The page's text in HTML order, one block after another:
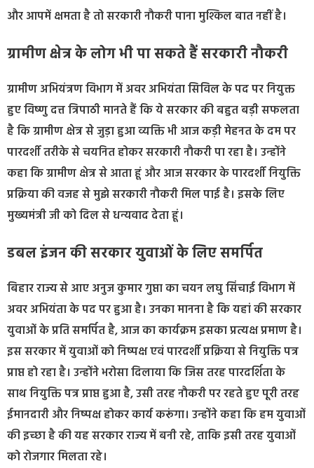
और आपमें क्षमता है तो सरकारी नौकरी पाना मुश्किल बात नहीं है।
ग्रामीण क्षेत्र के लोग भी पा सकते हैं सरकारी नौकरी
ग्रामीण अभियंत्रण विभाग में अवर अभियंता सिविल के पद पर नियुक्त
हुए विष्णु दत्त त्रिपाठी मानते हैं कि ये सरकार की बहुत बड़ी सफलता
है कि ग्रामीण क्षेत्र से जुड़ा हुआ व्यक्ति भी आज कड़ी मेहनत के दम पर
पारदर्शी तरीके से चयनित होकर सरकारी नौकरी पा रहा है। उन्होंने
कहा कि ग्रामीण क्षेत्र से आता हूं और आज सरकार के पारदर्शी नियुक्ति
प्रक्रिया की वजह से मुझे सरकारी नौकरी मिल पाई है। इसके लिए
मुख्यमंत्री जी को दिल से धन्यवाद देता हूं।
डबल इंजन की सरकार युवाओं के लिए समर्पित
बिहार राज्य से आए अनुज कुमार गुप्ता का चयन लघु सिंचाई विभाग में
अवर अभियंता के पद पर हुआ है। उनका मानना है कि यहां की सरकार
युवाओं के प्रति समर्पित है, आज का कार्यक्रम इसका प्रत्यक्ष प्रमाण है।
इस सरकार में युवाओं को निष्पक्ष एवं पारदर्शी प्रक्रिया से नियुक्ति पत्र
प्राप्त हो रहा है। उन्होंने भरोसा दिलाया कि जिस तरह पारदर्शिता के
साथ नियुक्ति पत्र प्राप्त हुआ है, उसी तरह नौकरी पर रहते हुए पूरी तरह
ईमानदारी और निष्पक्ष होकर कार्य करूंगा। उन्होंने कहा कि हम युवाओं
की इच्छा है की यह सरकार राज्य में बनी रहे, ताकि इसी तरह युवाओं
को रोजगार मिलता रहे।